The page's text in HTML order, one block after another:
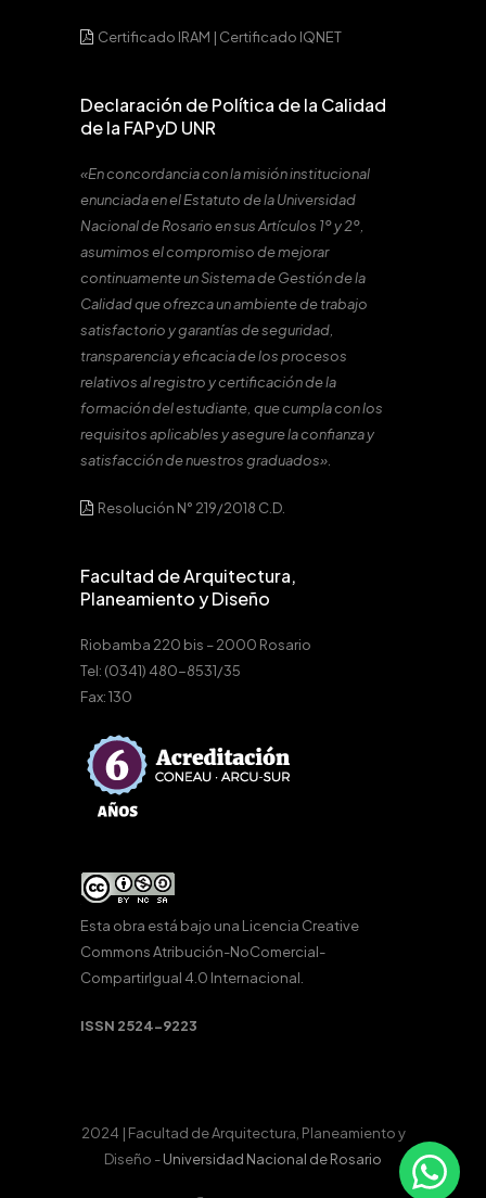
Certificado IRAM | Certificado IQNET
Declaración de Política de la Calidad
de la FAPyD UNR
«En concordancia con la misión institucional
enunciada en el Estatuto de la Universidad
Nacional de Rosario en sus Artículos 1º y 2º,
asumimos el compromiso de mejorar
continuamente un Sistema de Gestión de la
Calidad que ofrezca un ambiente de trabajo
satisfactorio y garantías de seguridad,
transparencia y eficacia de los procesos
relativos al registro y certificación de la
formación del estudiante, que cumpla con los
requisitos aplicables y asegure la confianza y
satisfacción de nuestros graduados».
Resolución N° 219/2018 C.D.
Facultad de Arquitectura,
Planeamiento y Diseño
Riobamba 220 bis – 2000 Rosario
Tel: (0341) 480-8531/35
Fax: 130
Esta obra está bajo una Licencia Creative
Commons Atribución-NoComercial-
CompartirIgual 4.0 Internacional.
ISSN 2524-9223
2024 | Facultad de Arquitectura, Planeamiento y
Diseño -Universidad Nacional de Rosario